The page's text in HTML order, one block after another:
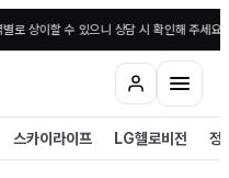
이할 수 있으니 상담 시 확인해 주세요•전국
스카이라이프 LG헬로비전 정